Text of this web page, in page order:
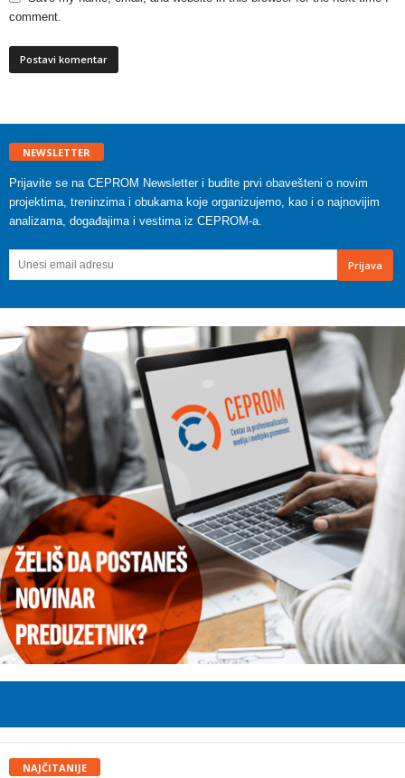
comment.
NEWSLETTER
Prijavite se na CEPROM Newsletter i budite prvi obavešteni o novim
projektima, treninzima i obukama koje organizujemo, kao i o najnovijim
analizama, događajima i vestima iz CEPROM-a.
NAJČITANIJE